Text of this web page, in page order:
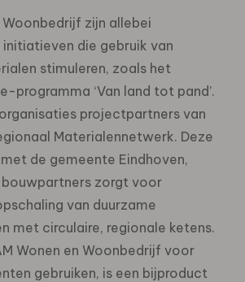
Woonbedrijf zijn allebei
die gebruik van
stimuleren, zoals het
programma ‘Van land tot pand’.
projectpartners van
Materialennetwerk. Deze
de gemeente Eindhoven,
zorgt voor
van duurzame
met circulaire, regionale ketens.
Wonen en Woonbedrijf voor
gebruiken, is een bijproduct